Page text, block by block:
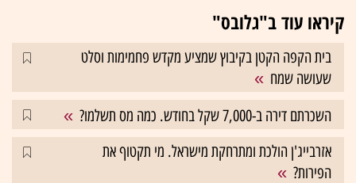
קיראו עוד ב"גלובס"
בית הקפה הקטן בקיבוץ שמציע מקדש פחמימות וסלט
שעושה שמח
השכרתם דירה ב-7,000 שקל בחודש. כמה מס תשלמו?
אזרבייג'ן הולכת ומתרחקת מישראל. מי תקטוף את
הפירות?